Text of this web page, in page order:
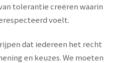
tolerantie creëren waarin
voelt.
dat iedereen het recht
en keuzes. We moeten